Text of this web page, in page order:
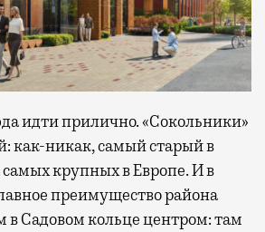
идти прилично. «Сокольники»
как-никак, самый старый в
крупных в Европе. И в
преимущество района
в Садовом кольце центром: там